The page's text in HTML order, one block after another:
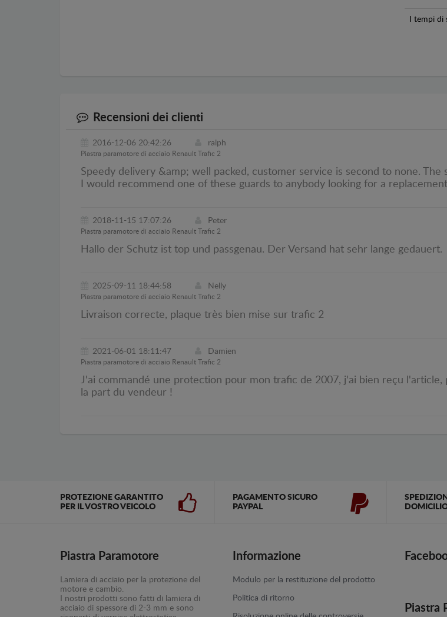
I tempi
Recensioni dei clienti
2016-12-06 20:42:26 ralph
Piastra paramotore di acciaio Renault Trafic 2
Speedy delivery &amp; well packed, customer service is second to none.
I would recommend one of these guards to anybody looking for a replacement
2018-11-15 17:07:26 Peter
Piastra paramotore di acciaio Renault Trafic 2
Hallo der Schutz ist top und passgenau. Der Versand hat sehr lange gedauert.
2025-09-11 18:44:58 Nelly
Piastra paramotore di acciaio Renault Trafic 2
Livraison correcte, plaque très bien mise sur trafic 2
2021-06-01 18:11:47 Damien
Piastra paramotore di acciaio Renault Trafic 2
J'ai commandé une protection pour mon trafic de 2007, j'ai bien reçu
la part du vendeur !
PROTEZIONE GARANTITO
PER IL VOSTRO VEICOLO
PAGAMENTO SICURO
PAYPAL
Piastra Paramotore
Lamiera di acciaio per la protezione del
motore e cambio.
I nostri prodotti sono fatti di lamiera di
acciaio di spessore di 2-3 mm e sono
Informazione
Modulo per la restituzione del prodotto
Politica di ritorno
Piastra